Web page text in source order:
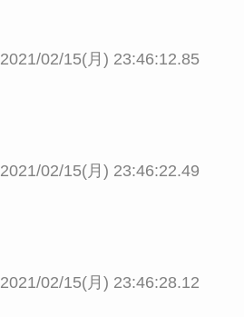
2021/02/15(月) 23:46:12.85
2021/02/15(月) 23:46:22.49
2021/02/15(月) 23:46:28.12